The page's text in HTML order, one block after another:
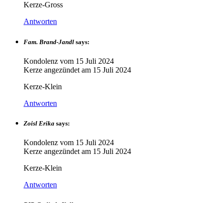
Kerze-Gross
Antworten
Fam. Brand-Jandl says:
Kondolenz vom 15 Juli 2024
Kerze angezündet am 15 Juli 2024
Kerze-Klein
Antworten
Zoisl Erika says:
Kondolenz vom 15 Juli 2024
Kerze angezündet am 15 Juli 2024
Kerze-Klein
Antworten